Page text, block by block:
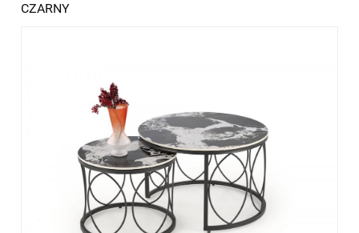
CZARNY